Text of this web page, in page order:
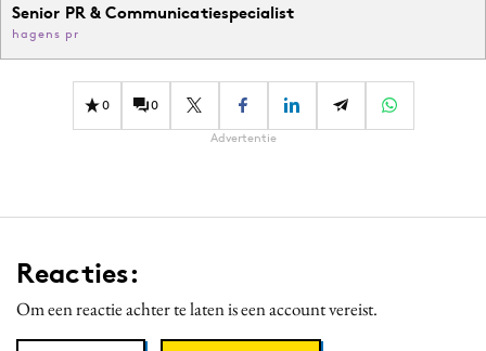
Senior PR & Communicatiespecialist
hagens pr
0 0
Advertentie
Reacties:
Om een reactie achter te laten is een account vereist.